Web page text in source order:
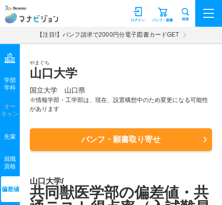
マナビジョン パンフ・願書
ログイン 検索
【注目!】パンフ請求で2000円分電子図書カードGET
やまぐち
山口大学
国立大学 山口県
※情報学部・工学部は、現在、設置構想中のため変更になる可能性
があります
パンフ・願書取り寄せ
学部
学科
オー
キャン
先輩
就職
資格
偏差値
山口大学/
共同獣医学部の偏差値・共